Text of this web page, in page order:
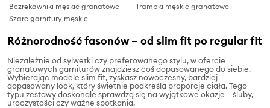
Bezrękawniki męskie granatowe
Trampki męskie granatowe
Szare garnitury męskie
Różnorodność fasonów – od slim fit po regular fit
Niezależnie od sylwetki czy preferowanego stylu, w ofercie
granatowych garniturów znajdziesz coś dopasowanego do siebie.
Wybierając modele slim fit, zyskasz nowoczesny, bardziej
dopasowany look, który świetnie podkreśla proporcje ciała. Tego
typu zestawy doskonale sprawdzą się na wyjątkowe okazje – śluby,
uroczystości czy ważne spotkania.